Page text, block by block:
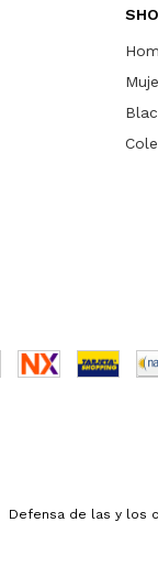
Defensa de las y los